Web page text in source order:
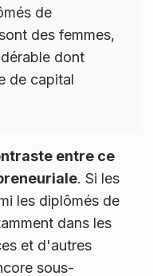
de
des femmes,
dont
de capital
entre ce
. Si les
les diplômés de
dans les
et d'autres
sous-